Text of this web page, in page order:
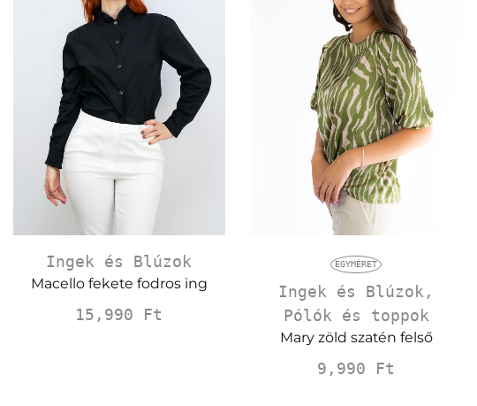
Ingek és Blúzok
Macello fekete fodros ing
15,990 Ft
EGYMÉRET
Ingek és Blúzok,
Pólók és toppok
Mary zöld szatén felső
9,990 Ft